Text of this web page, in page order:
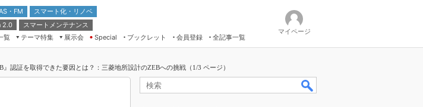
・FM
スマート化・リノベ
2.0
スマートメンテナンス
覧
テーマ特集
展示会
量展
Special ブックレット 会員登録 全記事一覧
マイページ
認証を取得できた要因とは？：三菱地所設計のZEBへの挑戦（1/3 ページ）